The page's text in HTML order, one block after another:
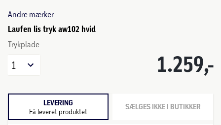
Andre mærker
Laufen lis tryk aw102 hvid
Trykplade
1.259,-
1
LEVERING
Få leveret produktet SÆLGES IKKE I BUTIKKER